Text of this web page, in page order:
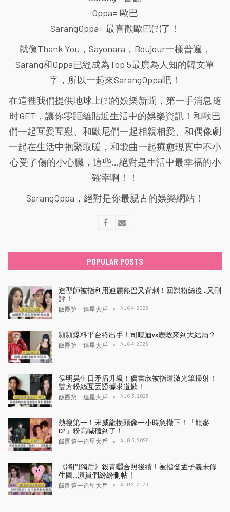
Oppa= 歐巴
SarangOppa= 最喜歡歐巴(?)了！
就像Thank You，Sayonara，Boujour一樣普遍，
Sarang和Oppa已經成為Top 5最廣為人知的韓文單
字，所以一起來SarangOppa吧！
在這裡我們提供地球上(?)的娛樂新聞，第一手消息随
时GET，讓你零距離貼近生活中的娛樂資訊！和歐巴
們一起互愛互懟、和歐尼們一起相親相愛、和偶像劇
一起在生活中抱緊取暖，和歌曲一起療愈現實中不小
心受了傷的小心臟，這些...絕對是生活中最幸福的小
確幸啊！！
SarangOppa，絕對是你最親古的娛樂網站！
POPULAR POSTS
造型師被指利用迪麗熱巴又背刺！回懟粉絲後…又刪
評！
飯圈第一追星大戶 AUG 4, 2026
頻頻爆料平台終出手！司曉迪vs鹿晗來到大結局？
飯圈第一追星大戶 AUG 4, 2026
侯明昊生日矛盾升級！虞書欣被指遭激光筆掃射！
雙方粉絲互丟證據求道歉！
飯圈第一追星大戶 AUG 3, 2026
熱搜第一！宋威龍換頭像一小時急撤下！「龍麥
CP」粉高喊磕到了！
飯圈第一追星大戶 AUG 3, 2026
《將門獨后》殺青曬合照後續！被指發孟子義未修
生圖…演員們紛紛刪帖！
飯圈第一追星大戶 AUG 2, 2026